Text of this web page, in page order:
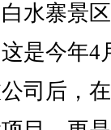
水寨景
是今年4
司后，